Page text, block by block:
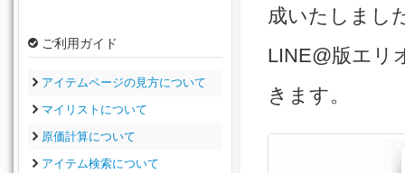
ご利用ガイド
アイテムページの見方について
マイリストについて
原価計算について
アイテム検索について
成いたしまし
LINE@版エリ
きます。